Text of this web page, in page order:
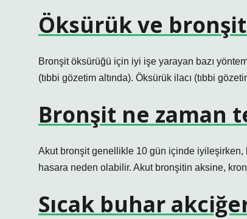
Öksürük ve
Bronşit öksürüğü için iyi işe yarayan bazı
(tıbbi gözetim altında). Öksürük ilacı (tıbbi
Bronşit ne zaman
Akut bronşit genellikle 10 gün içinde iyileşirken,
hasara neden olabilir. Akut bronşitin aksine,
Sıcak buhar